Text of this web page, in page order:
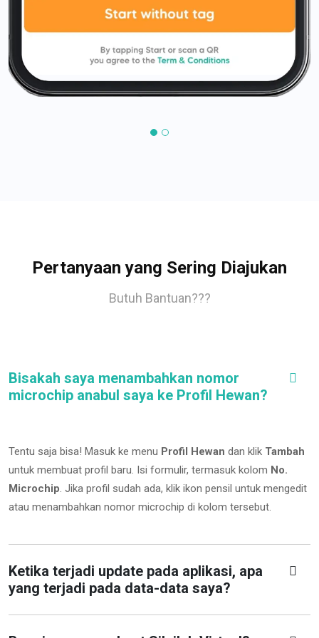
Pertanyaan yang Sering Diajukan
Butuh Bantuan???
Bisakah saya menambahkan nomor
microchip anabul saya ke Profil Hewan?
Tentu saja bisa! Masuk ke menu Profil Hewan dan klik Tambah
untuk membuat profil baru. Isi formulir, termasuk kolom No.
Microchip. Jika profil sudah ada, klik ikon pensil untuk mengedit
atau menambahkan nomor microchip di kolom tersebut.
Ketika terjadi update pada aplikasi, apa
yang terjadi pada data-data saya?